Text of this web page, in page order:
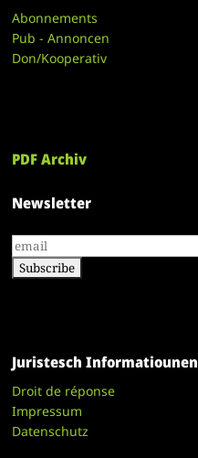
Abonnements
Pub - Annoncen
Don/Kooperativ
PDF Archiv
Newsletter
Juristesch Informatiounen
Droit de réponse
Impressum
Datenschutz